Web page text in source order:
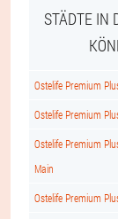
STÄDTE IN
Ostelife Premium
Ostelife Premium
Ostelife Premium
Main
Ostelife Premium